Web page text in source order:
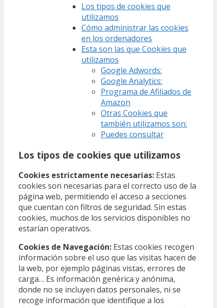
Los tipos de cookies que
utilizamos
Cómo administrar las cookies
en los ordenadores
Esta son las que Cookies que
utilizamos
Google Adwords:
Google Analytics:
Programa de Afiliados de
Amazon
Otras Cookies que
también utilizamos son:
Puedes consultar
Los tipos de cookies que utilizamos
Cookies estrictamente necesarias: Estas
cookies son necesarias para el correcto uso de la
página web, permitiendo el acceso a secciones
que cuentan con filtros de seguridad. Sin estas
cookies, muchos de los servicios disponibles no
estarían operativos.
Cookies de Navegación: Estas cookies recogen
información sobre el uso que las visitas hacen de
la web, por ejemplo páginas vistas, errores de
carga… Es información genérica y anónima,
donde no se incluyen datos personales, ni se
recoge información que identifique a los